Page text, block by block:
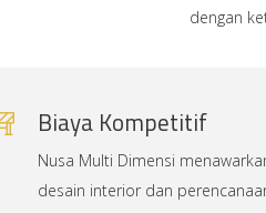
dengan
Biaya Kompetitif
Nusa Multi Dimensi
desain interior dan